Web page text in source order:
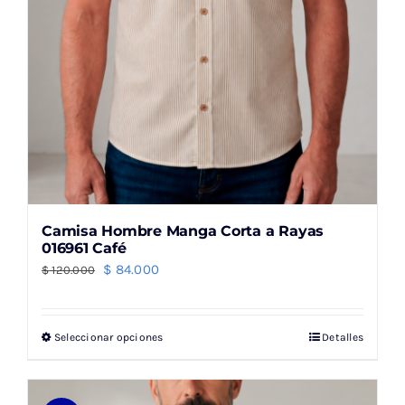
página
producto
Camisa Hombre Manga Corta a Rayas
016961 Café
$120.000
El
era:
$ 84.000
es:
Seleccionar opcionesEste
tiene
Detalles